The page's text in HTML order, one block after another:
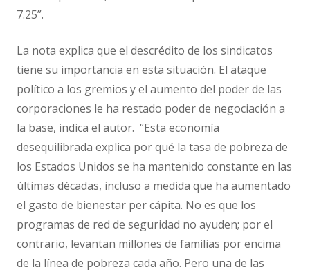
7.25”.
La nota explica que el descrédito de los sindicatos
tiene su importancia en esta situación. El ataque
político a los gremios y el aumento del poder de las
corporaciones le ha restado poder de negociación a
la base, indica el autor. “Esta economía
desequilibrada explica por qué la tasa de pobreza de
los Estados Unidos se ha mantenido constante en las
últimas décadas, incluso a medida que ha aumentado
el gasto de bienestar per cápita. No es que los
programas de red de seguridad no ayuden; por el
contrario, levantan millones de familias por encima
de la línea de pobreza cada año. Pero una de las